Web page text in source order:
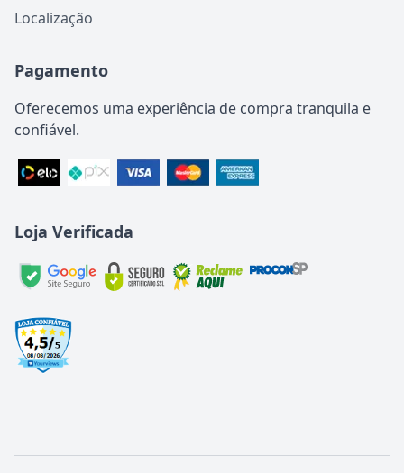
Localização
Pagamento
Oferecemos uma experiência de compra tranquila e
confiável.
Loja Verificada